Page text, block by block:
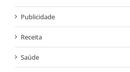
Publicidade
Receita
Saúde